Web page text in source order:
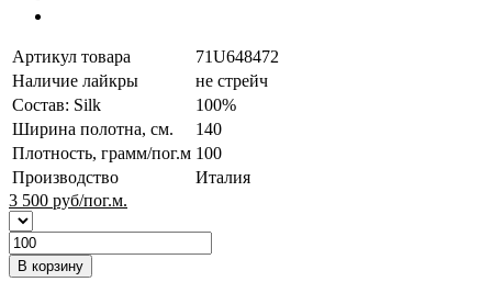
Артикул товара
71U648472
Наличие лайкры
не стрейч
Состав: Silk
100%
Ширина полотна, см.
140
Плотность, грамм/пог.м 100
Производство
Италия
3 500 руб/пог.м.
В корзину